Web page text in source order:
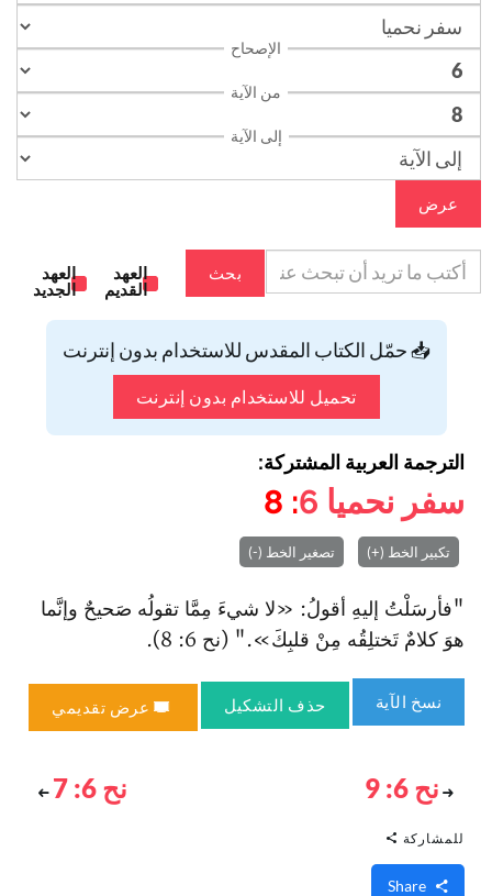
الإصحاح
من الآية
إلى الآية
عرض
بحث
العهد
القديم
العهد
الجديد
📥 حمّل الكتاب المقدس للاستخدام بدون إنترنت
تحميل للاستخدام بدون إنترنت
الترجمة العربية المشتركة:
سفر نحميا 6
: 8
تكبير الخط (+) تصغير الخط (-)
"فأرسَلْتُ إليهِ أقولُ: «لا شيءَ مِمَّا تقولُه صَحيحٌ وإنَّما
هوَ كلامٌ تَختلِقُه مِنْ قلبِكَ‌»." (نح 6: 8).
نسخ الآية حذف التشكيل عرض تقديمي
نح 6: 9 نح 6: 7
للمشاركة